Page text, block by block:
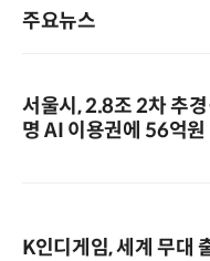
주요뉴스
서울시, 2.8조 2차 추
명 AI 이용권에 56억원
K인디게임, 세계 무대